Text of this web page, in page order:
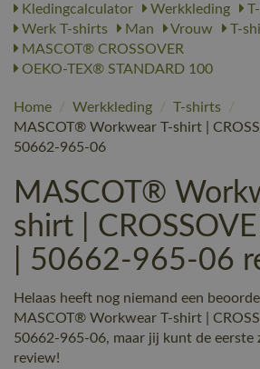
Kledingcalculator
Werkkleding
Werk T-shirts
Man Vrouw
T-
MASCOT® CROSSOVER
OEKO-TEX® STANDARD 100
Home / Werkkleding / T-shirts
/
MASCOT® Workwear T-shirt |
50662-965-06
MASCOT®
shirt |
| 50662-965-06
Helaas heeft nog niemand een
MASCOT® Workwear T-shirt |
50662-965-06, maar jij kunt de eerste
review!